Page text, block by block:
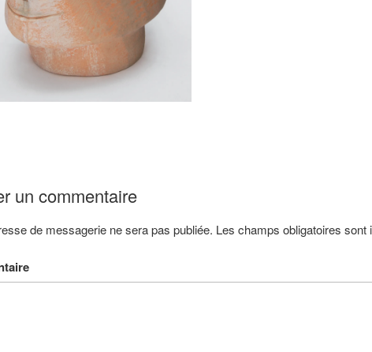
un commentaire
de messagerie ne sera pas publiée. Les champs obligatoires sont